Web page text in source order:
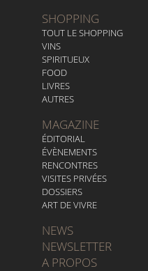
SHOPPING
TOUT LE SHOPPING
VINS
SPIRITUEUX
FOOD
LIVRES
AUTRES
MAGAZINE
ÉDITORIAL
ÉVÈNEMENTS
RENCONTRES
VISITES PRIVÉES
DOSSIERS
ART DE VIVRE
NEWS
NEWSLETTER
A PROPOS